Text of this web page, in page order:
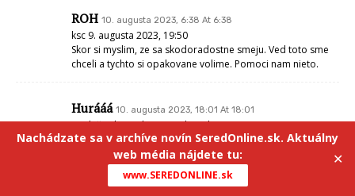
Nachádzate sa v archíve novín SeredOnline.sk. Aktuálny
web média nájdete tu:
www.SEREDONLINE.sk
✕
ROH 10. augusta 2023, 6:38 At 6:38
ksc 9. augusta 2023, 19:50
Skor si myslim, ze sa skodoradostne smeju. Ved toto sme
chceli a tychto si opakovane volime. Pomoci nam nieto.
Hurááá 10. augusta 2023, 18:01 At 18:01
Nech žije kapitalizmus a demokracia !!!
Comments are closed.